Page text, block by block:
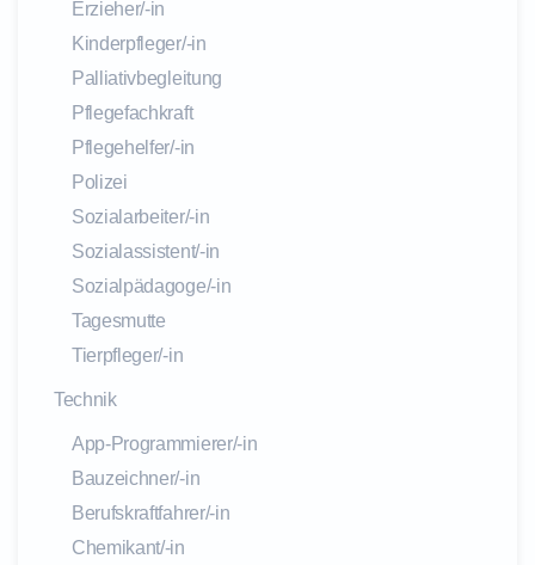
Erzieher/-in
Kinderpfleger/-in
Palliativbegleitung
Pflegefachkraft
Pflegehelfer/-in
Polizei
Sozialarbeiter/-in
Sozialassistent/-in
Sozialpädagoge/-in
Tagesmutte
Tierpfleger/-in
Technik
App-Programmierer/-in
Bauzeichner/-in
Berufskraftfahrer/-in
Chemikant/-in